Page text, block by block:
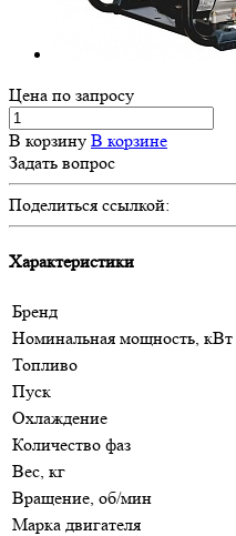
Цена по запросу
В корзину В корзине
Задать вопрос
Поделиться ссылкой:
Характеристики
Бренд
Номинальная мощность, кВт
Топливо
Пуск
Охлаждение
Количество фаз
Вес, кг
Вращение, об/мин
Марка двигателя